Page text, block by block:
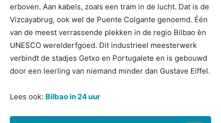
erboven. Aan kabels, zoals een tram in de lucht. Dat is de
Vizcayabrug, ook wel de Puente Colgante genoemd. Één
van de meest verrassende plekken in de regio Bilbao èn
UNESCO werelderfgoed. Dit industrieel meesterwerk
verbindt de stadjes Getxo en Portugalete en is gebouwd
door een leerling van niemand minder dan Gustave Eiffel.
Lees ook: Bilbao in 24 uur